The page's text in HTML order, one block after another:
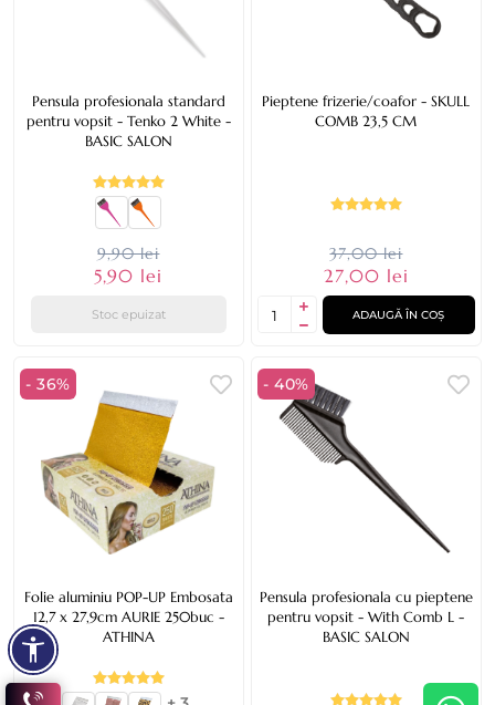
Pensula profesionala standard
pentru vopsit - Tenko 2 White -
BASIC SALON
9,90 lei
5,90 lei
Stoc epuizat
Pieptene frizerie/coafor - SKULL
COMB 23,5 CM
37,00 lei
27,00 lei
ADAUGĂ ÎN COȘ
- 36%
Folie aluminiu POP-UP Embosata
12,7 x 27,9cm AURIE 250buc -
ATHINA
- 40%
Pensula profesionala cu pieptene
pentru vopsit - With Comb L -
BASIC SALON